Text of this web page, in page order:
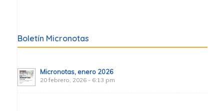
Boletín Micronotas
Micronotas, enero 2026
20 febrero, 2026 - 6:13 pm